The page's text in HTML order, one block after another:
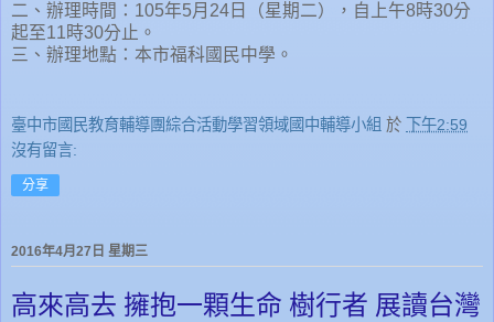
二、辦理時間：105年5月24日（星期二），自上午8時30分
起至11時30分止。
三、辦理地點：本市福科國民中學。
臺中市國民教育輔導團綜合活動學習領域國中輔導小組 於
下午2:59
沒有留言:
分享
2016年4月27日 星期三
高來高去 擁抱一顆生命 樹行者 展讀台灣